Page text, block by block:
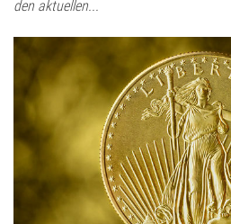
den aktuellen...